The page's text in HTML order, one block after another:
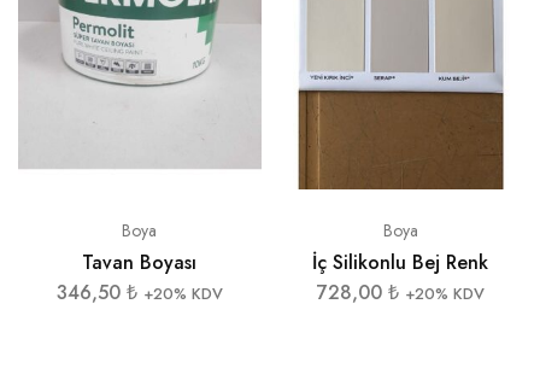
Boya
Tavan Boyası
346,50 ₺ +20% KDV
Boya
İç Silikonlu Bej Renk
728,00 ₺ +20% KDV